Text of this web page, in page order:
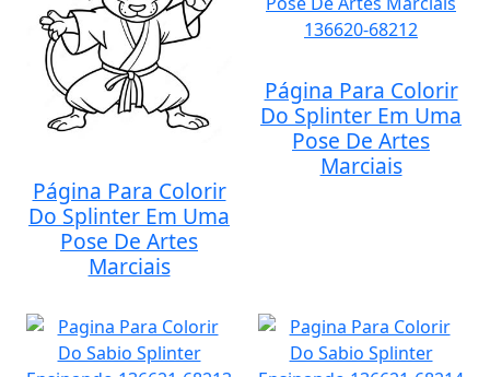
Página Para Colorir
Do Splinter Em Uma
Pose De Artes
Marciais
Página Para Colorir
Do Splinter Em Uma
Pose De Artes
Marciais